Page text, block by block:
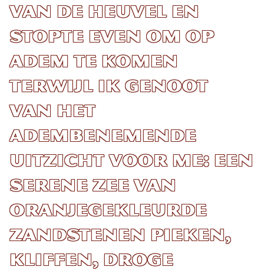
van de heuvel en
stopte even om op
adem te komen
terwijl ik genoot
van het
adembenemende
uitzicht voor me: een
serene zee van
oranjegekleurde
zandstenen pieken,
kliffen, droge